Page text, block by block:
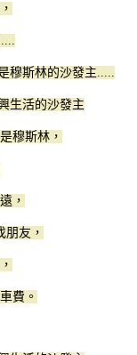
穆斯林的沙發主.....
穆斯林，
，
友，
費。